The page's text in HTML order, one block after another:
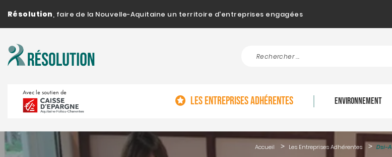
Résolution, faire de la Nouvelle-Aquitaine un territoire d'entreprises engagées
Avec le soutien de
LES ENTREPRISES ADHÉRENTES ENVIRONNEMENT
Accueil Les Entreprises Adhérentes Dsi-